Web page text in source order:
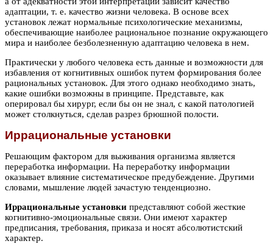
адаптации, т. е. качество жизни человека. В основе всех
установок лежат нормальные психологические механизмы,
обеспечивающие наиболее рациональное познание окружающего
мира и наиболее безболезненную адаптацию человека в нем.
Практически у любого человека есть данные и возможности для
избавления от когнитивных ошибок путем формирования более
рациональных установок. Для этого однако необходимо знать,
какие ошибки возможны в принципе. Представьте, как
оперировал бы хирург, если бы он не знал, с какой патологией
может столкнуться, сделав разрез брюшной полости.
Иррациональные установки
Решающим фактором для выживания организма является
переработка информации. На переработку информации
оказывает влияние систематическое предубеждение. Другими
словами, мышление людей зачастую тенденциозно.
Иррациональные установки представляют собой жесткие
когнитивно-эмоциональные связи. Они имеют характер
предписания, требования, приказа и носят абсолютистский
характер.